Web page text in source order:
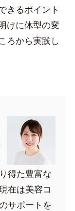
きるポイント
けに体型の変
ろから実践し
得た豊富な
在は美容コ
サポートを